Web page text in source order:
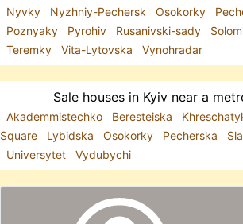
Nyvky
Nyzhniy-Pechersk Osokorky
Poznyaky
Pyrohiv Rusanivski-sady
Teremky
Vita-Lytovska Vynohradar
Sale houses in Kyiv near a
Akademmistechko Beresteiska
Square
Lybidska Osokorky Pecherska
Universytet
Vydubychi